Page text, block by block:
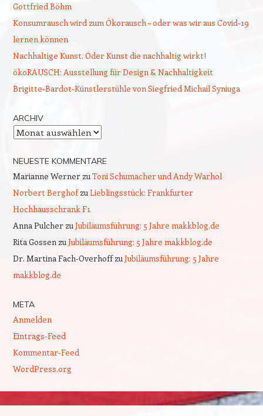
Gottfried Böhm
Konsumrausch wird zum Ökorausch – oder was wir aus Covid-19
lernen können
Nachhaltige Kunst. Oder Kunst die nachhaltig wirkt!
ökoRAUSCH: Ausstellung für Design & Nachhaltigkeit
Brigitte-Bardot-Künstlerstühle von Siegfried Michail Syniuga
ARCHIV
Archiv
NEUESTE KOMMENTARE
Marianne WernerzuToni Schumacher und Andy Warhol
Norbert BerghofzuLieblingsstück: Frankfurter
Hochhausschrank F1
Anna PulcherzuJubiläumsführung: 5 Jahre makkblog.de
Rita GossenzuJubiläumsführung: 5 Jahre makkblog.de
Dr. Martina Fach-OverhoffzuJubiläumsführung: 5 Jahre
makkblog.de
META
Anmelden
Eintrags-Feed
Kommentar-Feed
WordPress.org